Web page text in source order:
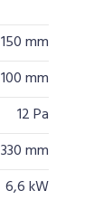
150 mm
100 mm
12 Pa
330 mm
6,6 kW